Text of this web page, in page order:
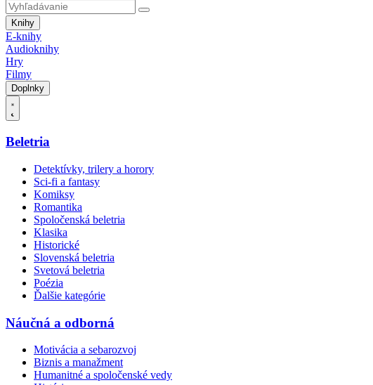
Knihy
E-knihy
Audioknihy
Hry
Filmy
Doplnky
Beletria
Detektívky, trilery a horory
Sci-fi a fantasy
Komiksy
Romantika
Spoločenská beletria
Klasika
Historické
Slovenská beletria
Svetová beletria
Poézia
Ďalšie kategórie
Náučná a odborná
Motivácia a sebarozvoj
Biznis a manažment
Humanitné a spoločenské vedy